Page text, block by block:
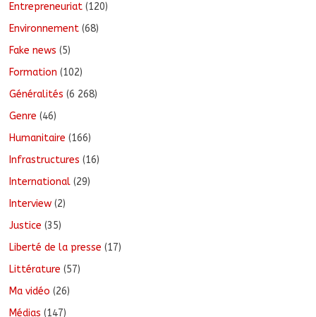
Entrepreneuriat (120)
Environnement (68)
Fake news (5)
Formation (102)
Généralités (6 268)
Genre (46)
Humanitaire (166)
Infrastructures (16)
International (29)
Interview (2)
Justice (35)
Liberté de la presse (17)
Littérature (57)
Ma vidéo (26)
Médias (147)